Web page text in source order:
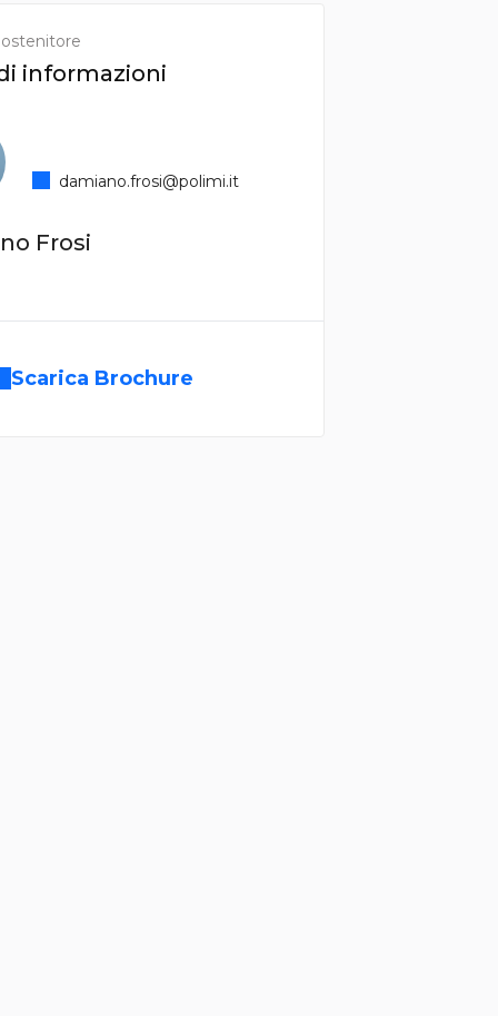
informazioni
Frosi
damiano.frosi@polimi.it
Scarica Brochure